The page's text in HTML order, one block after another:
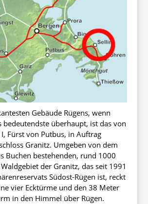
Gebäude Rügens, wenn
bedeutendste überhaupt, ist das von
Fürst von Putbus, in Auftrag
Granitz. Umgeben von dem
Buchen bestehenden, rund 1000
der Granitz, das seit 1991
Südost-Rügen ist, reckt
vier Ecktürme und den 38 Meter
in den Himmel über Rügen.